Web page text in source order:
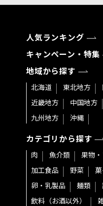
人気ランキング
キャンペーン・特集
地域から探す
北海道 東北地方
近畿地方
中国地方
九州地方
沖縄
カテゴリから探す
肉 魚介類 果物
加工食品
野菜
卵・乳製品
麺類
飲料（お酒以外）